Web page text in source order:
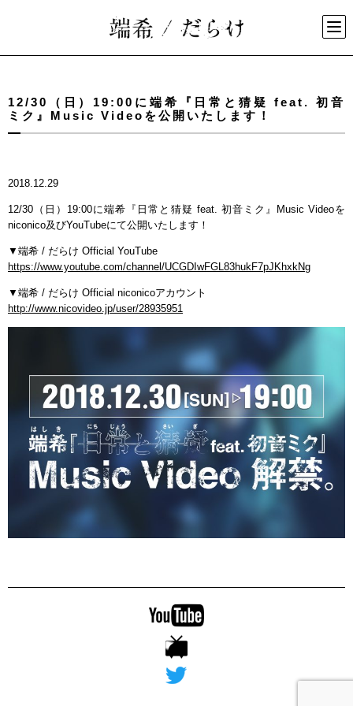
12/30（日）19:00に端希『日常と猜疑 feat. 初音
ミク』Music Videoを公開いたします！
2018.12.29
12/30（日）19:00に端希『日常と猜疑 feat. 初音ミク』Music Videoを
niconico及びYouTubeにて公開いたします！
▼端希 / だらけ Official YouTube
https://www.youtube.com/channel/UCGDIwFGL83hukF7pJKhxkNg
▼端希 / だらけ Official niconicoアカウント
http://www.nicovideo.jp/user/28935951